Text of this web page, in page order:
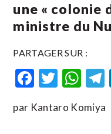
une « colonie
ministre du
PARTAGER SUR :
par Kantaro Komiya